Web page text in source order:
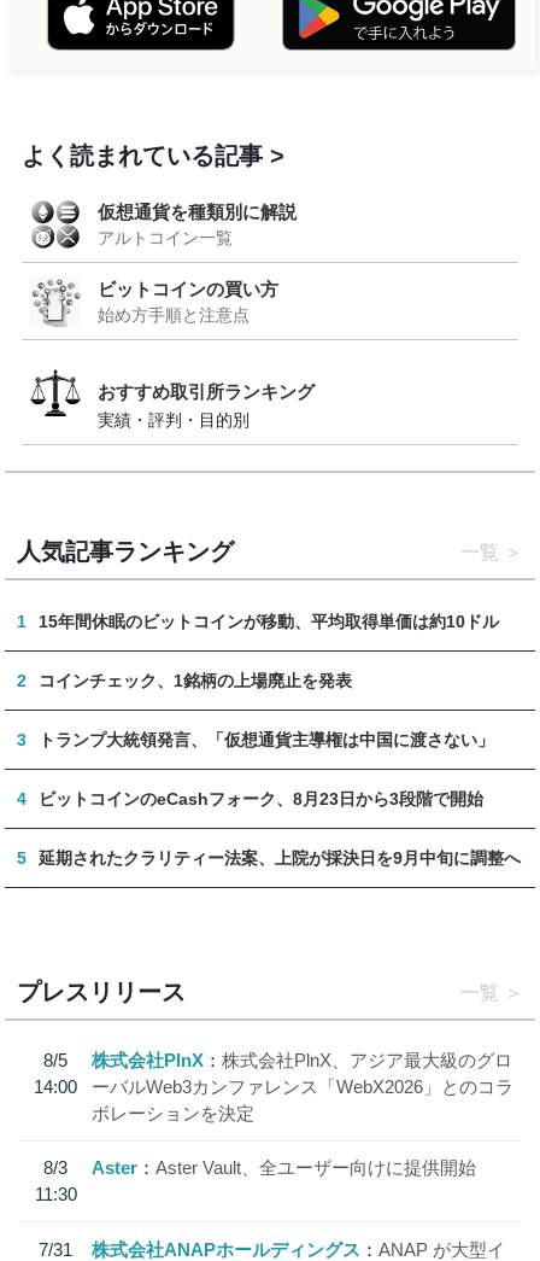
よく読まれている記事
仮想通貨を種類別に解説
アルトコイン一覧
ビットコインの買い方
始め方手順と注意点
おすすめ取引所ランキング
実績・評判・目的別
人気記事ランキング 一覧
1 15年間休眠のビットコインが移動、平均取得単価は約10ドル
2 コインチェック、1銘柄の上場廃止を発表
3 トランプ大統領発言、「仮想通貨主導権は中国に渡さない」
4 ビットコインのeCashフォーク、8月23日から3段階で開始
5 延期されたクラリティー法案、上院が採決日を9月中旬に調整へ
プレスリリース 一覧
8/5
14:00
株式会社PlnX
株式会社PlnX、アジア最大級のグロ
ーバルWeb3カンファレンス「WebX2026」とのコラ
ボレーションを決定
8/3
11:30
Aster Aster Vault、全ユーザー向けに提供開始
7/31
株式会社ANAPホールディングス
ANAP が大型イ